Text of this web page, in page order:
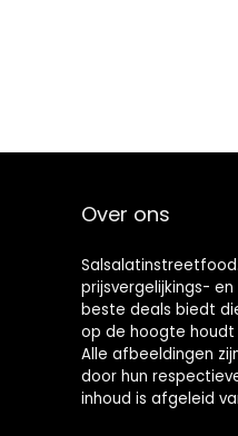
Over ons
prijsvergelijkings-
beste deals biedt
op de hoogte
Alle afbeeldingen
door hun
inhoud is afgeleid